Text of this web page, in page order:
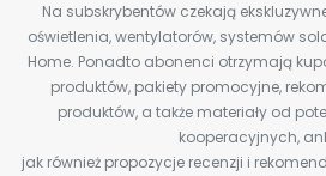
Na subskrybentów czekają
oświetlenia, wentylatorów, systemów
Home. Ponadto abonenci otrzymają
produktów, pakiety promocyjne,
produktów, a także materiały od
kooperacyjnych,
jak również propozycje recenzji i